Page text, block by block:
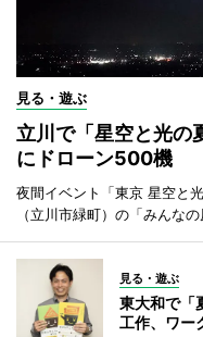
見る・遊ぶ
立川で「星空と光
にドローン500機
夜間イベント「東京 星空と
（立川市緑町）の「みんな
見る・遊ぶ
東大和で「
工作、ワー